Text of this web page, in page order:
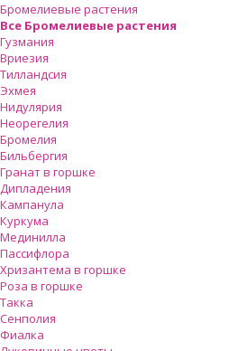
Бромелиевые растения
Все Бромелиевые растения
Гузмания
Вриезия
Тилландсия
Эхмея
Нидулярия
Неорегелия
Бромелия
Бильбергия
Гранат в горшке
Дипладения
Кампанула
Куркума
Мединилла
Пассифлора
Хризантема в горшке
Роза в горшке
Такка
Сенполия
Фиалка